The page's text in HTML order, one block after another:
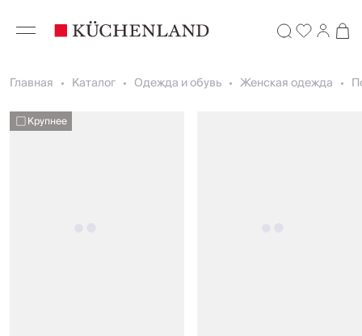
Главная Каталог Одежда и обувь Женская одежда
Крупнее